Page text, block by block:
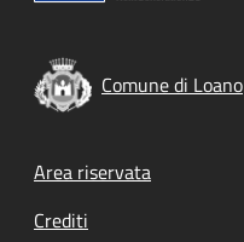
Comune di Loano
Footer menu
Area riservata
Crediti